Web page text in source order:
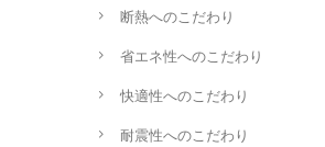
断熱へのこだわり
省エネ性へのこだわり
快適性へのこだわり
耐震性へのこだわり